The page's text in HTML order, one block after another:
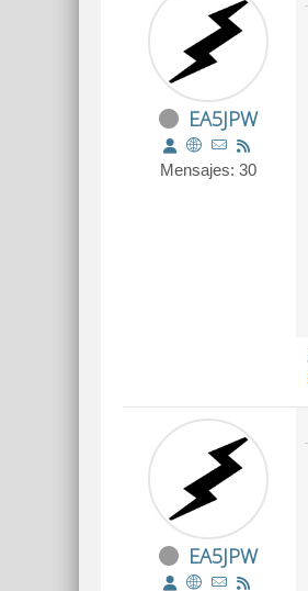
EA5JPW
Mensajes: 30
EA5JPW